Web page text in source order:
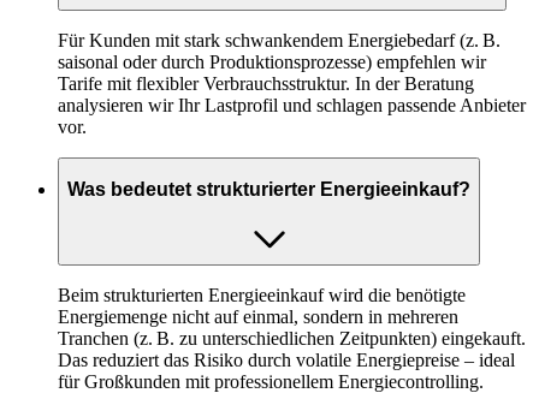
Für Kunden mit stark schwankendem Energiebedarf (z. B.
saisonal oder durch Produktionsprozesse) empfehlen wir
Tarife mit flexibler Verbrauchsstruktur. In der Beratung
analysieren wir Ihr Lastprofil und schlagen passende Anbieter
vor.
Was bedeutet strukturierter Energieeinkauf?
Beim strukturierten Energieeinkauf wird die benötigte
Energiemenge nicht auf einmal, sondern in mehreren
Tranchen (z. B. zu unterschiedlichen Zeitpunkten) eingekauft.
Das reduziert das Risiko durch volatile Energiepreise – ideal
für Großkunden mit professionellem Energiecontrolling.